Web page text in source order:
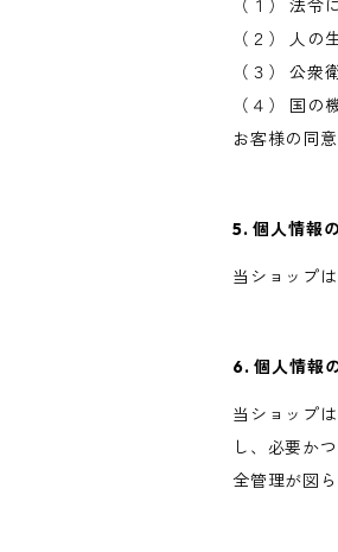
（１） 法令
（２） 人
（３） 公
（４） 国
お客様の同
5. 個人情報
当ショップ
6. 個人情報
当ショップ
し、必要か
全管理が図